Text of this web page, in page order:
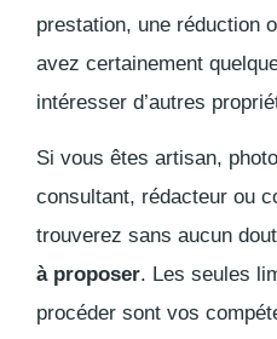
prestation, une réduction
avez certainement
intéresser d’autres
Si vous êtes artisan,
consultant, rédacteur ou
trouverez sans aucun
à proposer. Les seules
procéder sont vos